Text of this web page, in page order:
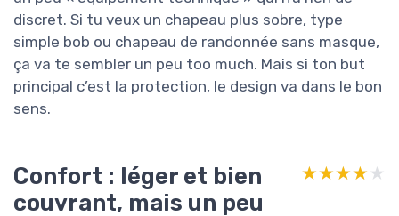
discret. Si tu veux un chapeau plus sobre, type
simple bob ou chapeau de randonnée sans masque,
ça va te sembler un peu too much. Mais si ton but
principal c’est la protection, le design va dans le bon
sens.
Confort : léger et bien
couvrant, mais un peu
★★★★★
★★★★★